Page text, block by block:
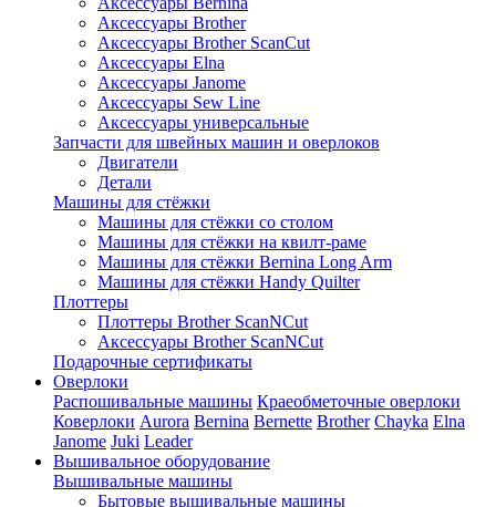
Аксессуары Brother
Аксессуары Brother ScanCut
Аксессуары Elna
Аксессуары Janome
Аксессуары Sew Line
Аксессуары универсальные
Запчасти для швейных машин и оверлоков
Двигатели
Детали
Машины для стёжки
Машины для стёжки со столом
Машины для стёжки на квилт-раме
Машины для стёжки Bernina Long Arm
Машины для стёжки Handy Quilter
Плоттеры
Плоттеры Brother ScanNCut
Аксессуары Brother ScanNCut
Подарочные сертификаты
Оверлоки
Распошивальные машины Краеобметочные оверлоки
Коверлоки Aurora Bernina Bernette Brother Chayka Elna
Janome Juki Leader
Вышивальное оборудование
Вышивальные машины
Бытовые вышивальные машины